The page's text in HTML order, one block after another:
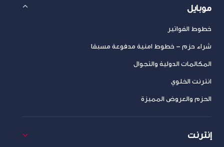
موبايل
خطوط الفواتير
شراء حزم – خطوط امنية مدفوعة مسبقا
المكالمات الدولية والتجوال
انترنت الخلوي
الحزم والعروض المميزة
إنترنت